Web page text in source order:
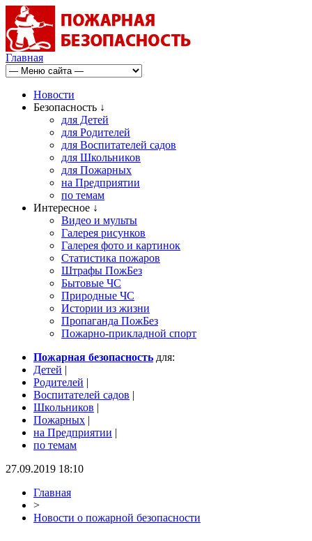
Главная
Новости
Безопасность ↓
для Детей
для Родителей
для Воспитателей садов
для Школьников
для Пожарных
на Предприятии
по темам
Интересное ↓
Видео и мульты
Галерея рисунков
Галерея фото и картинок
Статистика пожаров
Штрафы ПожБез
Бытовые ЧС
Природные ЧС
Истории из жизни
Пропаганда ПожБез
Пожарно-прикладной спорт
Пожарная безопасность для:
Детей |
Родителей |
Воспитателей садов |
Школьников |
Пожарных |
на Предприятии |
по темам
27.09.2019 18:10
Главная
>
Новости о пожарной безопасности